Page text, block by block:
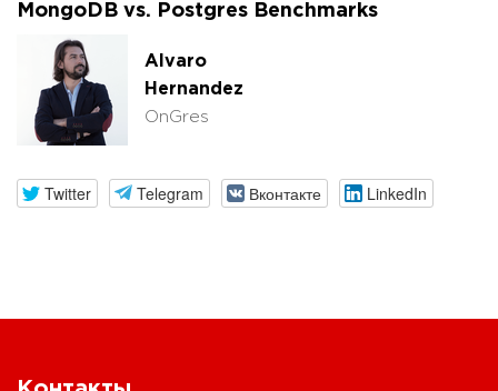
MongoDB vs. Postgres Benchmarks
Alvaro
Hernandez
OnGres
Twitter Telegram Вконтакте LinkedIn